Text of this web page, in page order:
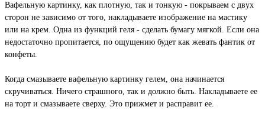
Вафельную картинку, как плотную, так и тонкую - покрываем с двух
сторон не зависимо от того, накладываете изображение на мастику
или на крем. Одна из функций геля - сделать бумагу мягкой. Если она
недостаточно пропитается, по ощущению будет как жевать фантик от
конфеты.
Когда смазываете вафельную картинку гелем, она начинается
скручиваться. Ничего страшного, так и должно быть. Накладываете ее
на торт и смазываете сверху. Это прижмет и расправит ее.